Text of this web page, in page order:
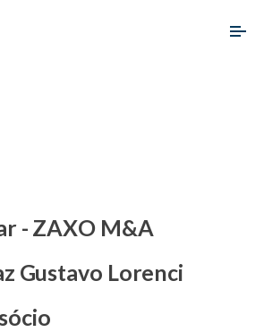
- ZAXO M&A
Gustavo Lorenci